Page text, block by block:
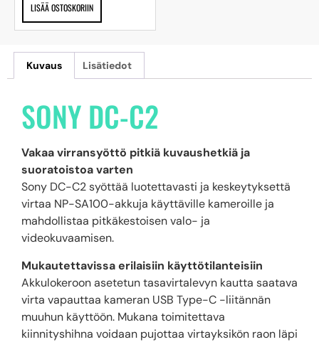
LISÄÄ OSTOSKORIIN
Kuvaus Lisätiedot
SONY DC-C2
Vakaa virransyöttö pitkiä kuvaushetkiä ja
suoratoistoa varten
Sony DC-C2 syöttää luotettavasti ja keskeytyksettä
virtaa NP-SA100-akkuja käyttäville kameroille ja
mahdollistaa pitkäkestoisen valo- ja
videokuvaamisen.
Mukautettavissa erilaisiin käyttötilanteisiin
Akkulokeroon asetetun tasavirtalevyn kautta saatava
virta vapauttaa kameran USB Type-C -liitännän
muuhun käyttöön. Mukana toimitettava
kiinnityshihna voidaan pujottaa virtayksikön raon läpi